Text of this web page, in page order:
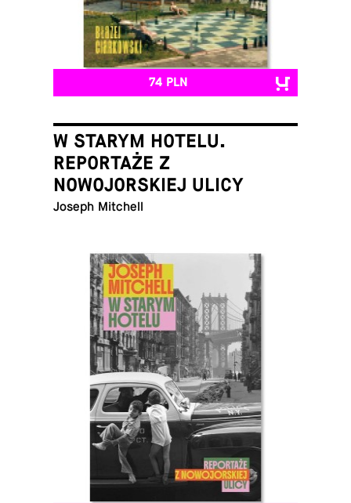
74 PLN
W STARYM HOTELU.
REPORTAŻE Z
NOWOJORSKIEJ ULICY
Joseph Mitchell